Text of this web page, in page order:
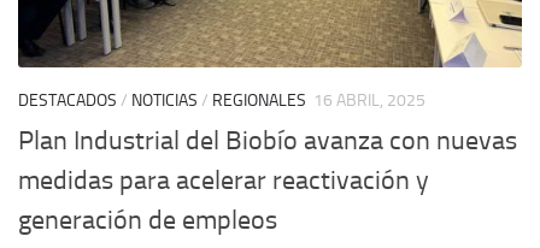
DESTACADOS / NOTICIAS / REGIONALES 16 ABRIL, 2025
Plan Industrial del Biobío avanza con nuevas
medidas para acelerar reactivación y
generación de empleos